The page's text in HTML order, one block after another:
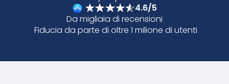
4.6/5
Da migliaia di recensioni
Fiducia da parte di oltre 1 milione di utenti